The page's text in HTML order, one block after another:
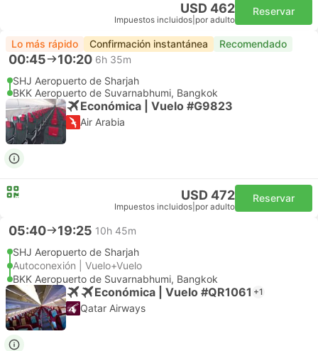
USD 462
Impuestos incluidos por adulto
Reservar
Lo más rápido Confirmación instantánea Recomendado
00:45 10:20 6h 35m
SHJ Aeropuerto de Sharjah
BKK Aeropuerto de Suvarnabhumi, Bangkok
Económica | Vuelo #G9823
Air Arabia
USD 472
Impuestos incluidos por adulto
Reservar
05:40 19:25 10h 45m
SHJ Aeropuerto de Sharjah
Autoconexión | Vuelo+Vuelo
BKK Aeropuerto de Suvarnabhumi, Bangkok
Económica | Vuelo #QR1061 +1
Qatar Airways